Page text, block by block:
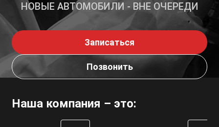
НОВЫЕ АВТОМОБИЛИ - ВНЕ ОЧЕРЕДИ
Записаться
Позвонить
Наша компания – это: